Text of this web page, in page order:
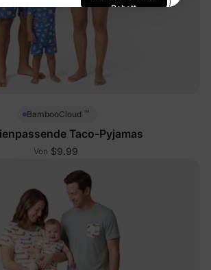
BambooCloud ™
Taco-Pyjamas
Von $9.99
Rabatt
sich anmelden, stimmen Sie unserer
Datenschutzerklärung